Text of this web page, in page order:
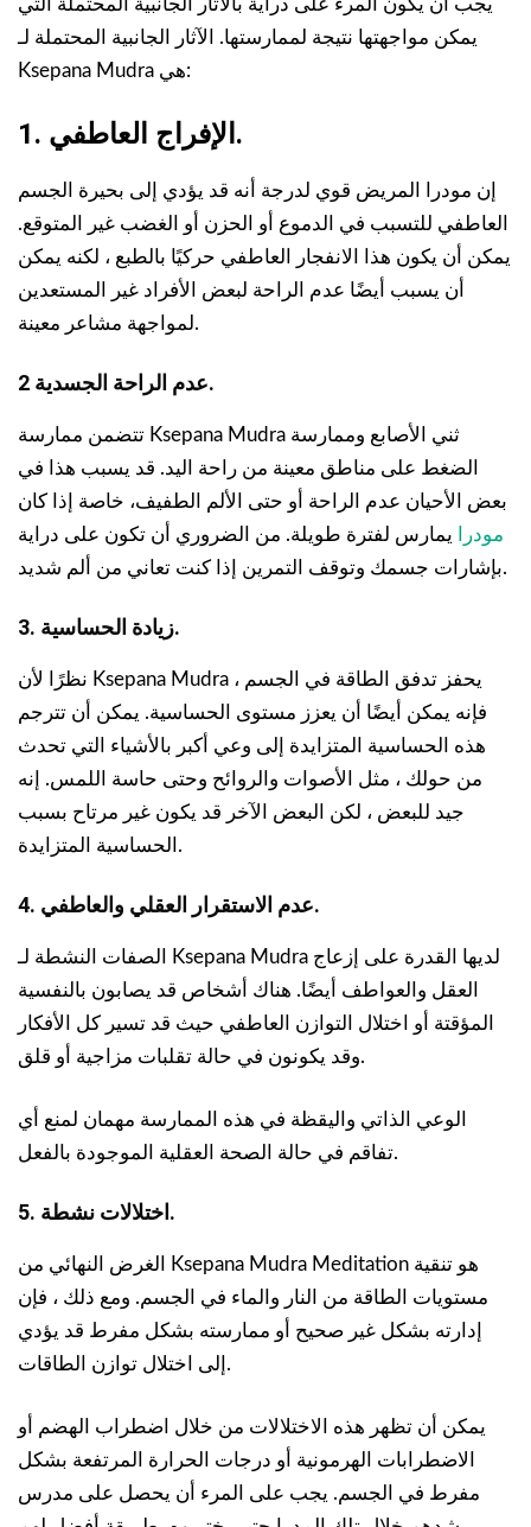
يجب أن يكون المرء على دراية بالآثار الجانبية المحتملة التي
يمكن مواجهتها نتيجة لممارستها. الآثار الجانبية المحتملة لـ
Ksepana Mudra هي:
1. الإفراج العاطفي.
إن مودرا المريض قوي لدرجة أنه قد يؤدي إلى بحيرة الجسم
العاطفي للتسبب في الدموع أو الحزن أو الغضب غير المتوقع.
يمكن أن يكون هذا الانفجار العاطفي حركيًا بالطبع ، لكنه يمكن
أن يسبب أيضًا عدم الراحة لبعض الأفراد غير المستعدين
لمواجهة مشاعر معينة.
2 عدم الراحة الجسدية.
تتضمن ممارسة Ksepana Mudra ثني الأصابع وممارسة
الضغط على مناطق معينة من راحة اليد. قد يسبب هذا في
بعض الأحيان عدم الراحة أو حتى الألم الطفيف، خاصة إذا كان
مودرا يمارس لفترة طويلة. من الضروري أن تكون على دراية
بإشارات جسمك وتوقف التمرين إذا كنت تعاني من ألم شديد.
3. زيادة الحساسية.
نظرًا لأن Ksepana Mudra يحفز تدفق الطاقة في الجسم ،
فإنه يمكن أيضًا أن يعزز مستوى الحساسية. يمكن أن تترجم
هذه الحساسية المتزايدة إلى وعي أكبر بالأشياء التي تحدث
من حولك ، مثل الأصوات والروائح وحتى حاسة اللمس. إنه
جيد للبعض ، لكن البعض الآخر قد يكون غير مرتاح بسبب
الحساسية المتزايدة.
4. عدم الاستقرار العقلي والعاطفي.
الصفات النشطة لـ Ksepana Mudra لديها القدرة على إزعاج
العقل والعواطف أيضًا. هناك أشخاص قد يصابون بالنفسية
المؤقتة أو اختلال التوازن العاطفي حيث قد تسير كل الأفكار
وقد يكونون في حالة تقلبات مزاجية أو قلق.
الوعي الذاتي واليقظة في هذه الممارسة مهمان لمنع أي
تفاقم في حالة الصحة العقلية الموجودة بالفعل.
5. اختلالات نشطة.
الغرض النهائي من Ksepana Mudra Meditation هو تنقية
مستويات الطاقة من النار والماء في الجسم. ومع ذلك ، فإن
إدارته بشكل غير صحيح أو ممارسته بشكل مفرط قد يؤدي
إلى اختلال توازن الطاقات.
يمكن أن تظهر هذه الاختلالات من خلال اضطراب الهضم أو
الاضطرابات الهرمونية أو درجات الحرارة المرتفعة بشكل
مفرط في الجسم. يجب على المرء أن يحصل على مدرس